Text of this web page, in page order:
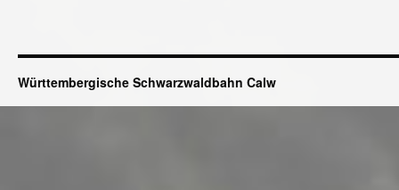
Württembergische Schwarzwaldbahn Calw